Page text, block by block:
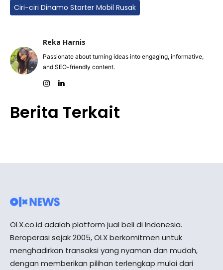
Ciri-ciri Dinamo Starter Mobil Rusak
Reka Harnis
Passionate about turning ideas into engaging, informative,
and SEO-friendly content.
Berita Terkait
OLX.co.id adalah platform jual beli di Indonesia.
Beroperasi sejak 2005, OLX berkomitmen untuk
menghadirkan transaksi yang nyaman dan mudah,
dengan memberikan pilihan terlengkap mulai dari